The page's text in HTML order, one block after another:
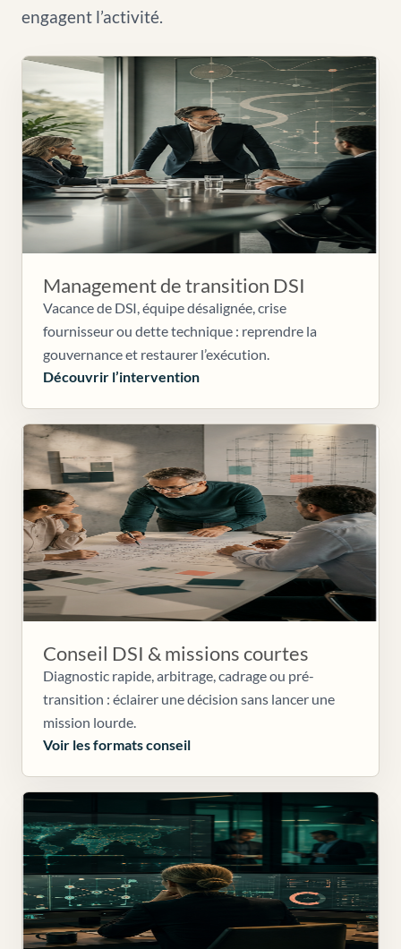
engagent l’activité.
Management de transition DSI
Vacance de DSI, équipe désalignée, crise
fournisseur ou dette technique : reprendre la
gouvernance et restaurer l’exécution.
Découvrir l’intervention
Conseil DSI & missions courtes
Diagnostic rapide, arbitrage, cadrage ou pré-
transition : éclairer une décision sans lancer une
mission lourde.
Voir les formats conseil